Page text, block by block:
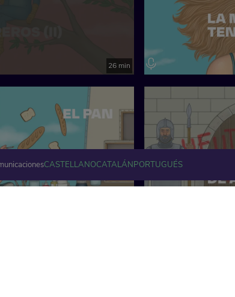
26 min
CASTELLANOCATALÁNPORTUGUÉS